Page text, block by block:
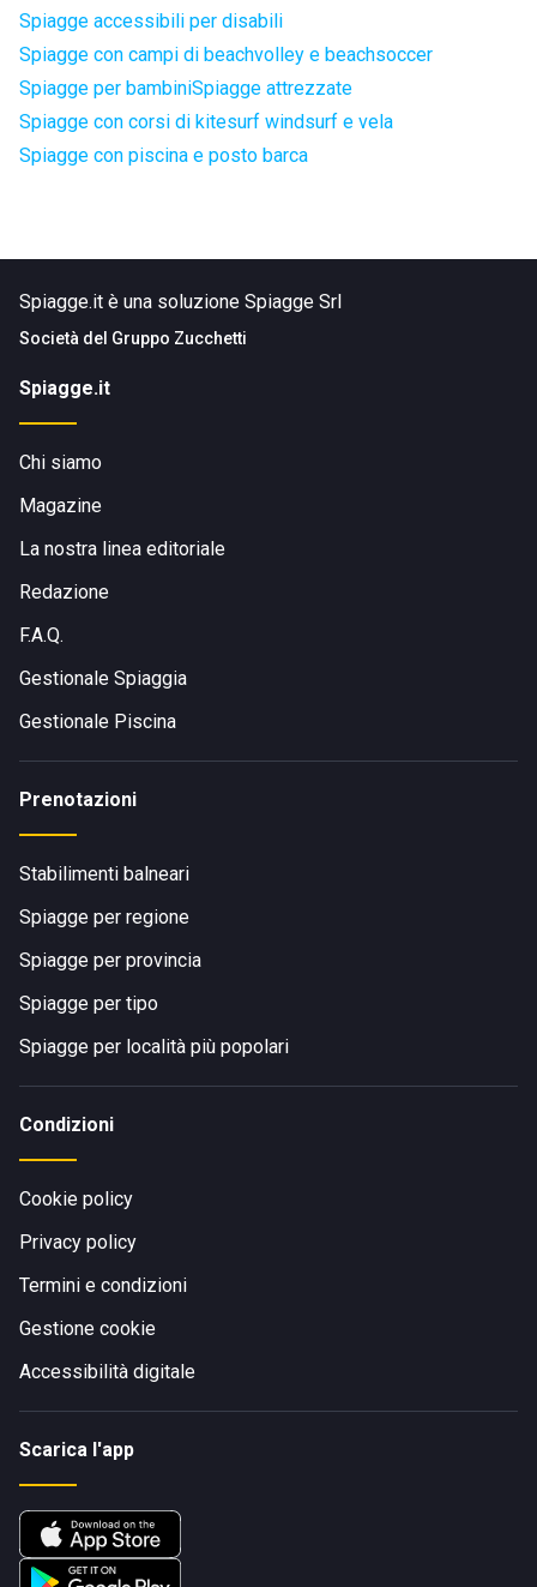
Spiagge accessibili per disabili
Spiagge con campi di beachvolley e beachsoccer
Spiagge per bambiniSpiagge attrezzate
Spiagge con corsi di kitesurf windsurf e vela
Spiagge con piscina e posto barca
Spiagge.it è una soluzione Spiagge Srl
Società del Gruppo Zucchetti
Spiagge.it
Chi siamo
Magazine
La nostra linea editoriale
Redazione
F.A.Q.
Gestionale Spiaggia
Gestionale Piscina
Prenotazioni
Stabilimenti balneari
Spiagge per regione
Spiagge per provincia
Spiagge per tipo
Spiagge per località più popolari
Condizioni
Cookie policy
Privacy policy
Termini e condizioni
Gestione cookie
Accessibilità digitale
Scarica l'app